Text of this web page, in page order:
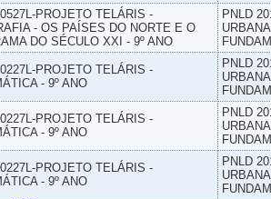
PROJETO TELÁRIS -
- OS PAÍSES DO NORTE E O
DO SÉCULO XXI - 9º ANO
PNLD
PROJETO TELÁRIS -
- 9º ANO
PNLD
PROJETO TELÁRIS -
- 9º ANO
PNLD
PROJETO TELÁRIS -
- 9º ANO
PNLD